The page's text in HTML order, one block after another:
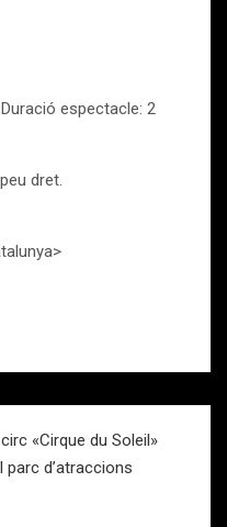
espectacle: 2
dret.
«Cirque du Soleil»
parc d’atraccions